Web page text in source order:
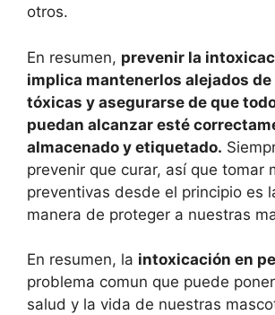
otros.
En resumen, prevenir la
implica mantenerlos alejados
tóxicas y asegurarse de que
puedan alcanzar esté
almacenado y etiquetado.
prevenir que curar, así que tomar
preventivas desde el principio es
manera de proteger a nuestras
En resumen, la intoxicación en
problema comun que puede
salud y la vida de nuestras